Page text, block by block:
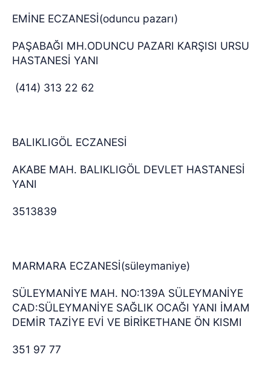
EMİNE ECZANESİ(oduncu pazarı)
PAŞABAĞI MH.ODUNCU PAZARI KARŞISI URSU
HASTANESİ YANI
(414) 313 22 62
BALIKLIGÖL ECZANESİ
AKABE MAH. BALIKLIGÖL DEVLET HASTANESİ
YANI
3513839
MARMARA ECZANESİ(süleymaniye)
SÜLEYMANİYE MAH. NO:139A SÜLEYMANİYE
CAD:SÜLEYMANİYE SAĞLIK OCAĞI YANI İMAM
DEMİR TAZİYE EVİ VE BİRİKETHANE ÖN KISMI
351 97 77